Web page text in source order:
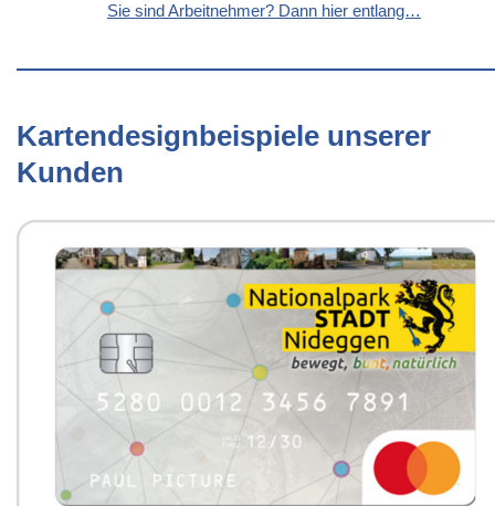
Sie sind Arbeitnehmer? Dann hier entlang…
Kartendesignbeispiele unserer
Kunden